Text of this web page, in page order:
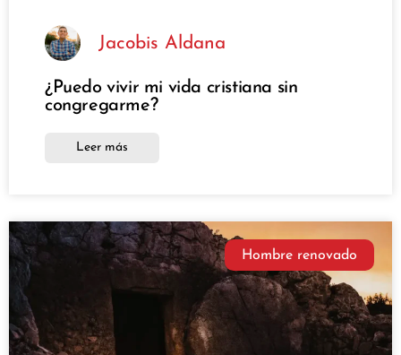
Jacobis Aldana
¿Puedo vivir mi vida cristiana sin
congregarme?
Leer más
Hombre renovado